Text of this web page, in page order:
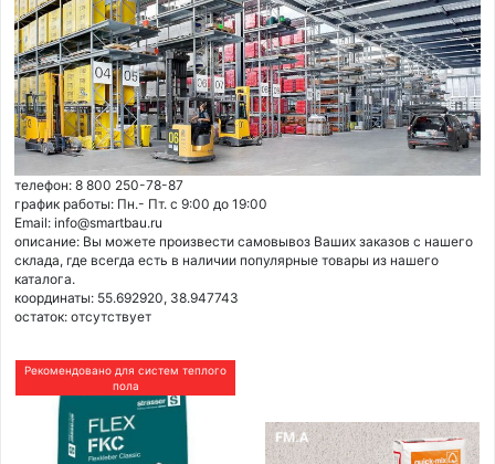
телефон: 8 800 250-78-87
график работы: Пн.- Пт. с 9:00 до 19:00
Email: info@smartbau.ru
описание: Вы можете произвести самовывоз Ваших заказов с нашего
склада, где всегда есть в наличии популярные товары из нашего
каталога.
координаты: 55.692920, 38.947743
остаток: отсутствует
Рекомендовано для систем теплого
пола